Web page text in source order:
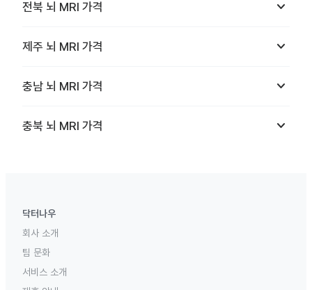
전북 뇌 MRI 가격 keyboard_arrow_down
제주 뇌 MRI 가격 keyboard_arrow_down
충남 뇌 MRI 가격 keyboard_arrow_down
충북 뇌 MRI 가격 keyboard_arrow_down
닥터나우
회사 소개
팀 문화
서비스 소개